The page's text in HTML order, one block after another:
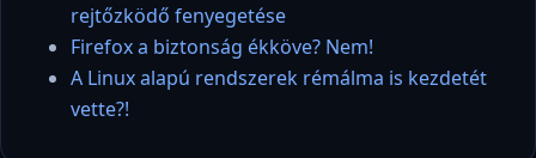
rejtőzködő fenyegetése
Firefox a biztonság ékköve? Nem!
A Linux alapú rendszerek rémálma is kezdetét
vette?!